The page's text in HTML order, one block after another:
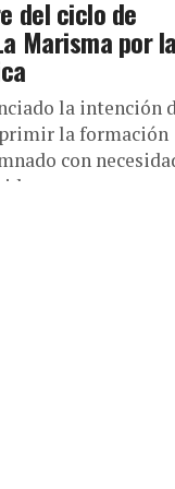
del ciclo de
Marisma por la
la intención
la formación
con